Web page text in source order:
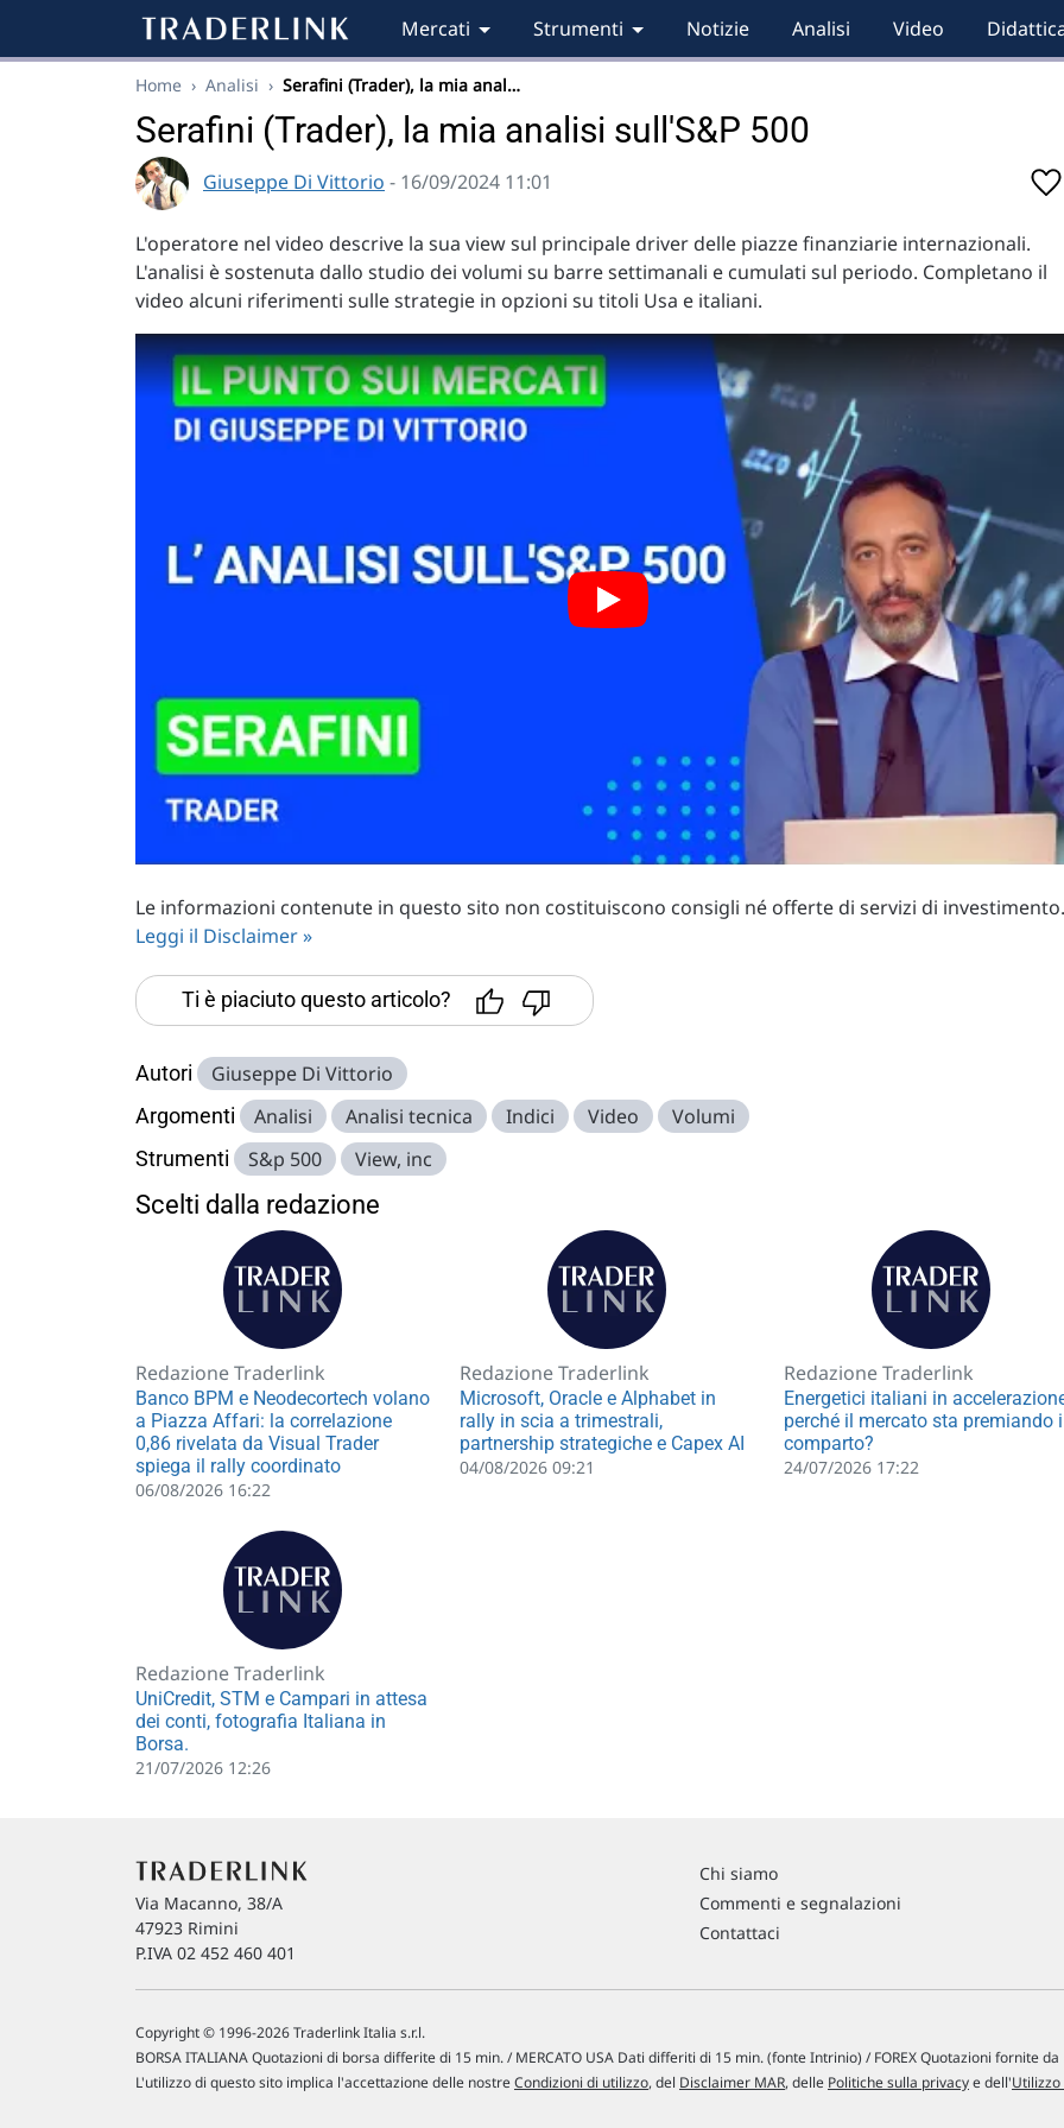
Mercati Strumenti Notizie Analisi Video
Home › Analisi › Serafini (Trader), la mia anal…
Serafini (Trader), la mia analisi sull'S&P 500
Giuseppe Di Vittorio - 16/09/2024 11:01
L'operatore nel video descrive la sua view sul principale driver delle piazze finanziarie internazionali.
L'analisi è sostenuta dallo studio dei volumi su barre settimanali e cumulati sul periodo. Completano il
video alcuni riferimenti sulle strategie in opzioni su titoli Usa e italiani.
Le informazioni contenute in questo sito non costituiscono consigli né offerte di servizi di investimento.
Leggi il Disclaimer »
Ti è piaciuto questo articolo?
Autori Giuseppe Di Vittorio
Argomenti Analisi Analisi tecnica Indici Video Volumi
Strumenti S&p 500 View, inc
Scelti dalla redazione
Redazione Traderlink
Banco BPM e Neodecortech volano
a Piazza Affari: la correlazione
0,86 rivelata da Visual Trader
spiega il rally coordinato
06/08/2026 16:22
Redazione Traderlink
Microsoft, Oracle e Alphabet in
rally in scia a trimestrali,
partnership strategiche e Capex AI
04/08/2026 09:21
Redazione Traderlink
Energetici italiani in
perché il mercato sta premiando
comparto?
24/07/2026 17:22
Redazione Traderlink
UniCredit, STM e Campari in attesa
dei conti, fotografia Italiana in
Borsa.
21/07/2026 12:26
Via Macanno, 38/A
47923 Rimini
P.IVA 02 452 460 401
Chi siamo
Commenti e segnalazioni
Contattaci
Copyright © 1996-2026 Traderlink Italia s.r.l.
BORSA ITALIANA Quotazioni di borsa differite di 15 min. / MERCATO USA Dati differiti di 15 min. (fonte Intrinio) / FOREX Quotazioni fornite da
L'utilizzo di questo sito implica l'accettazione delle nostreCondizioni di utilizzo, del Disclaimer MAR, delle Politiche sulla privacye dell'